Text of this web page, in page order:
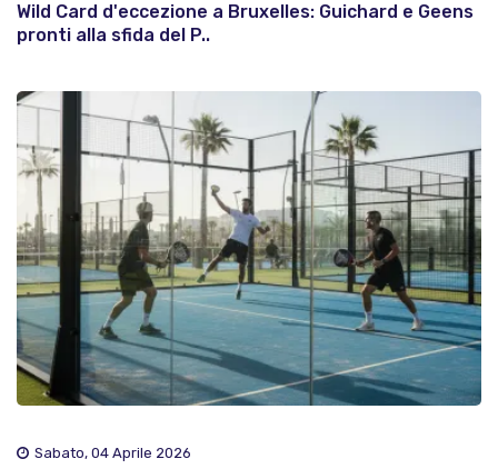
Wild Card d'eccezione a Bruxelles: Guichard e Geens
pronti alla sfida del P..
Sabato, 04 Aprile 2026